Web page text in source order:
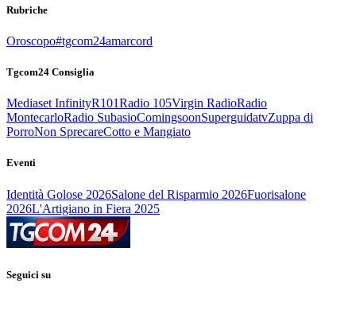
Rubriche
Oroscopo#tgcom24amarcord
Tgcom24 Consiglia
Mediaset InfinityR101Radio 105Virgin RadioRadio
MontecarloRadio SubasioComingsoonSuperguidatvZuppa di
PorroNon SprecareCotto e Mangiato
Eventi
Identità Golose 2026Salone del Risparmio 2026Fuorisalone
2026L'Artigiano in Fiera 2025
Seguici su